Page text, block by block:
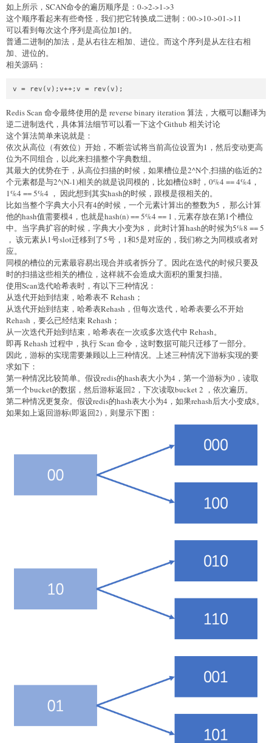
        while (de) {
            fn(privdata, de);
            de = de->next;
        }
        /* Iterate over indices in larger table that are
            * of the index pointed to by the cursor in the
        do {//扫描大点的表里面的槽位，注意这里是个循环，会将小表没有覆
盖的slot全部扫描一次的
            /* Emit entries at cursor */
            de = t1->table[v & m1];
            while (de) {
                fn(privdata, de);
                de = de->next;
            }
            /* Increment bits not covered by the smaller
mask */
            //下面的意思是，还需要扩展小点的表，将其后缀固定，然后看高
位可以怎么扩充。
            //其实就是想扫描一下小表里面的元素可能会扩充到哪些地方，需
要将那些地方处理一遍。
            //后面的(v & m0)是保留v在小表里面的后缀。
            //((v | m0) + 1) & ~m0) 是想给v的扩展部分的二进制位
不断地加1，来造成高位不断增加的效果。
            v = (((v | m0) + 1) & ~m0) | (v & m0);
            /* Continue while bits covered by mask
difference is non-zero */
        } while (v & (m0 ^ m1));//终止条件是 v的高位区别位没有1
了，其实就是说到头了。
    }
        * operates on the masked bits of the smaller table
    //这里相当于将v的不相干的高位全部置为1，待会再进行翻转二进制位，然后
如上所示，SCAN命令的遍历顺序是：0->2->1->3
这个顺序看起来有些奇怪，我们把它转换成二进制：00->10->01->11
可以看到每次这个序列是高位加1的。
普通二进制的加法，是从右往左相加、进位。而这个序列是从左往右相
加、进位的。
相关源码：
Redis Scan 命令最终使用的是 reverse binary iteration 算法，大概可以翻译为
逆二进制迭代，具体算法细节可以看一下这个Github 相关讨论
这个算法简单来说就是：
依次从高位（有效位）开始，不断尝试将当前高位设置为1，然后变动更高
位为不同组合，以此来扫描整个字典数组。
其最大的优势在于，从高位扫描的时候，如果槽位是2^N个,扫描的临近的2
个元素都是与2^(N-1)相关的就是说同模的，比如槽位8时，0%4 == 4%4，
1%4 == 5%4 ， 因此想到其实hash的时候，跟模是很相关的。
比如当整个字典大小只有4的时候，一个元素计算出的整数为5， 那么计算
他的hash值需要模4，也就是hash(n) == 5%4 == 1 , 元素存放在第1个槽位
中。当字典扩容的时候，字典大小变为8， 此时计算hash的时候为5%8 == 5
， 该元素从1号slot迁移到了5号，1和5是对应的，我们称之为同模或者对
应。
同模的槽位的元素最容易出现合并或者拆分了。因此在迭代的时候只要及
时的扫描这些相关的槽位，这样就不会造成大面积的重复扫描。
使用Scan迭代哈希表时，有以下三种情况：
从迭代开始到结束，哈希表不 Rehash；
从迭代开始到结束，哈希表Rehash，但每次迭代，哈希表要么不开始
Rehash，要么已经结束 Rehash；
从一次迭代开始到结束，哈希表在一次或多次迭代中 Rehash。
即再 Rehash 过程中，执行 Scan 命令，这时数据可能只迁移了一部分。
因此，游标的实现需要兼顾以上三种情况。上述三种情况下游标实现的要
求如下：
第一种情况比较简单。假设redis的hash表大小为4，第一个游标为0，读取
第一个bucket的数据，然后游标返回2，下次读取bucket 2 ，依次遍历。
第二种情况更复杂。假设redis的hash表大小为4，如果rehash后大小变成8。
如果如上返回游标(即返回2)，则显示下图：